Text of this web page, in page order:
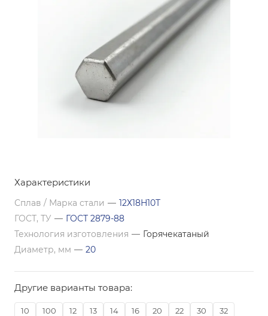
Характеристики
Сплав / Марка стали — 12Х18Н10Т
ГОСТ, ТУ — ГОСТ 2879-88
Технология изготовления — Горячекатаный
Диаметр, мм — 20
Другие варианты товара:
10 100 12 13 14 16 20 22 30
32